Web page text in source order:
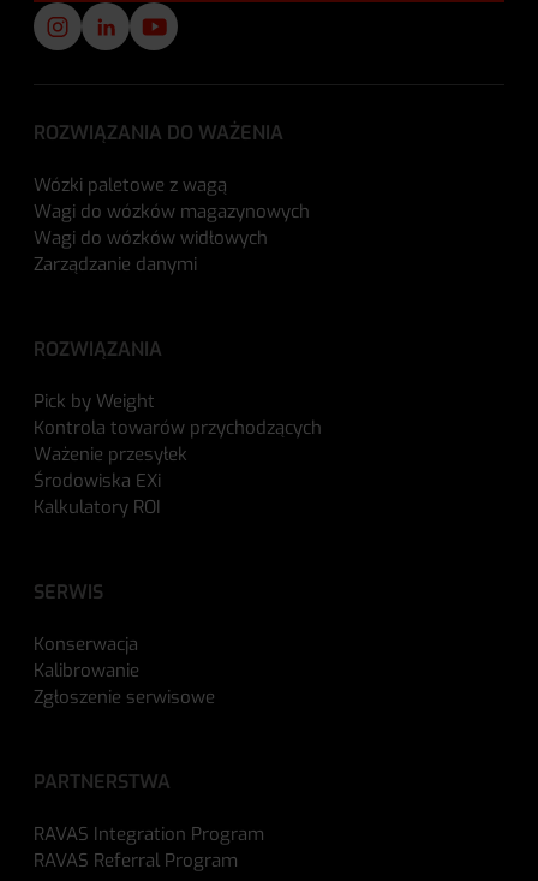
ROZWIĄZANIA DO WAŻENIA
Wózki paletowe z wagą
Wagi do wózków magazynowych
Wagi do wózków widłowych
Zarządzanie danymi
ROZWIĄZANIA
Pick by Weight
Kontrola towarów przychodzących
Ważenie przesyłek
Środowiska EXi
Kalkulatory ROI
SERWIS
Konserwacja
Kalibrowanie
Zgłoszenie serwisowe
PARTNERSTWA
RAVAS Integration Program
RAVAS Referral Program